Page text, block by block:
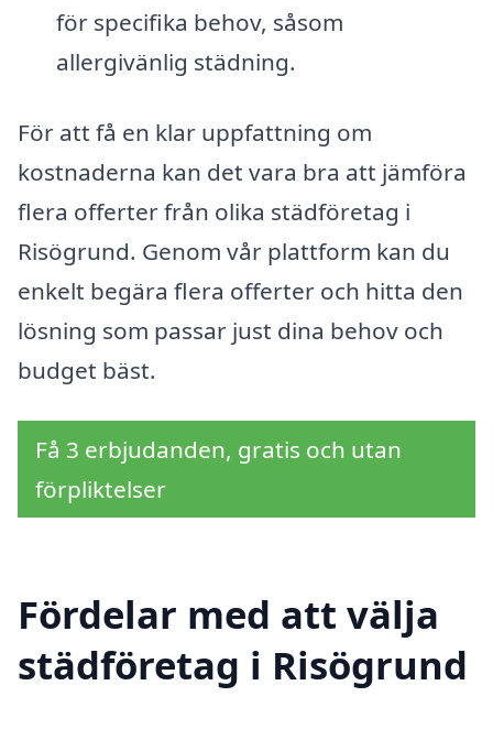
för specifika behov, såsom
allergivänlig städning.
För att få en klar uppfattning om
kostnaderna kan det vara bra att jämföra
flera offerter från olika städföretag i
Risögrund. Genom vår plattform kan du
enkelt begära flera offerter och hitta den
lösning som passar just dina behov och
budget bäst.
Få 3 erbjudanden, gratis och utan
förpliktelser
Fördelar med att välja
städföretag i Risögrund